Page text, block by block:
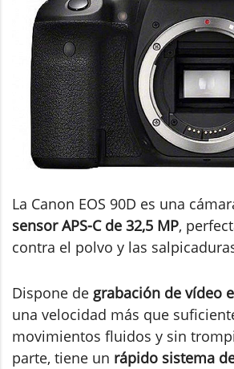
La Canon EOS 90D es una
sensor APS-C de 32,5 MP,
contra el polvo y las
Dispone de grabación de vídeo
una velocidad más que
movimientos fluidos y sin
parte, tiene un rápido sistema